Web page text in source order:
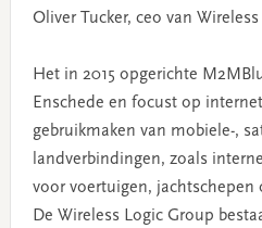
Oliver Tucker, ceo van Wireless
Het in 2015 opgerichte
Enschede en focust op
gebruikmaken van mobiele-,
landverbindingen, zoals
voor voertuigen, jachtschepen
De Wireless Logic Group